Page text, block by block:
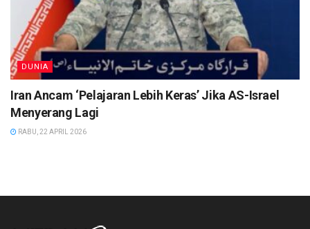
DUNIA
Iran Ancam ‘Pelajaran Lebih Keras’ Jika AS-Israel
Menyerang Lagi
RABU, 22 APRIL 2026